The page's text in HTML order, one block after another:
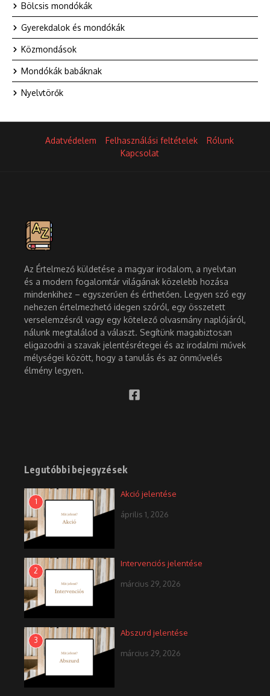
Bölcsis mondókák
Gyerekdalok és mondókák
Közmondások
Mondókák babáknak
Nyelvtörők
Adatvédelem Felhasználási feltételek
Rólunk
Kapcsolat
Az Értelmező küldetése a magyar irodalom, a nyelvtan
és a modern fogalomtár világának közelebb hozása
mindenkihez – egyszerűen és érthetően. Legyen szó egy
nehezen értelmezhető idegen szóról, egy összetett
verselemzésről vagy egy kötelező olvasmány naplójáról,
nálunk megtalálod a választ. Segítünk magabiztosan
eligazodni a szavak jelentésrétegei és az irodalmi művek
mélységei között, hogy a tanulás és az önművelés
élmény legyen.
Legutóbbi bejegyzések
1
Akció jelentése
április 1, 2026
2
Intervenciós jelentése
március 29, 2026
3
Abszurd jelentése
március 29, 2026